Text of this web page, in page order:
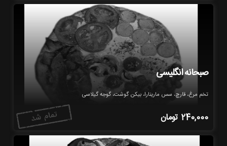
صبحانه انگلیسی
تخم مرغ، قارچ، سس مارینارا، بیکن گوشت، گوجه گیلاسی
240,000 تومان